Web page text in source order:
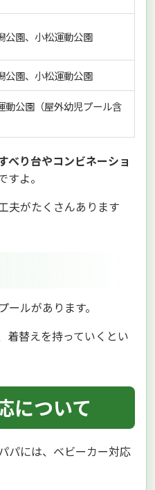
公園、小松運動公園
公園、小松運動公園
動公園（屋外幼児プール含
べり台やコンビネーショ
すよ。
夫がたくさんあります
ルがあります。
着替えを持っていくとい
について
パには、ベビーカー対応